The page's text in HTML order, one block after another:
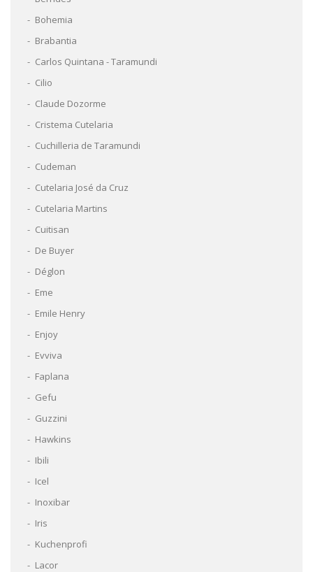
Bohemia
Brabantia
Carlos Quintana - Taramundi
Cilio
Claude Dozorme
Cristema Cutelaria
Cuchilleria de Taramundi
Cudeman
Cutelaria José da Cruz
Cutelaria Martins
Cuitisan
De Buyer
Déglon
Eme
Emile Henry
Enjoy
Evviva
Faplana
Gefu
Guzzini
Hawkins
Ibili
Icel
Inoxibar
Iris
Kuchenprofi
Lacor